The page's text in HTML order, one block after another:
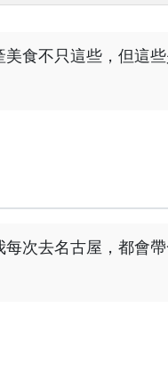
食不只這些，但這
次去名古屋，都會